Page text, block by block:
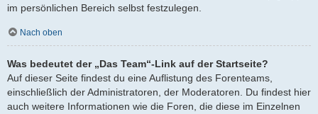
im persönlichen Bereich selbst festzulegen.
Nach oben
Was bedeutet der „Das Team“-Link auf der Startseite?
Auf dieser Seite findest du eine Auflistung des Forenteams,
einschließlich der Administratoren, der Moderatoren. Du findest hier
auch weitere Informationen wie die Foren, die diese im Einzelnen